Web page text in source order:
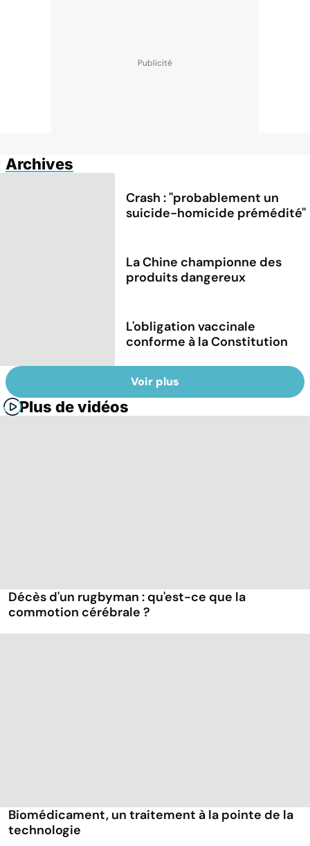
Archives
Crash : ''probablement un
suicide-homicide prémédité''
La Chine championne des
produits dangereux
L'obligation vaccinale
conforme à la Constitution
Voir plus
Plus de vidéos
Décès d'un rugbyman : qu'est-ce que la
commotion cérébrale ?
Biomédicament, un traitement à la pointe de la
technologie